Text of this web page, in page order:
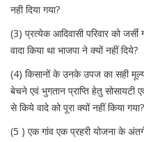
नही दिया गया?
(3) प्रत्येक आदिवासी परिवार को
वादा किया था भाजपा ने क्यों नहीं दिये?
(4) किसानों के उनके उपज का सही मूल्य
बेचने एवं भुगतान प्राप्ति हेतु
से किये वादे को पूरा क्यों नहीं किया गया?
(5 ) एक गांव एक प्रहरी योजना के